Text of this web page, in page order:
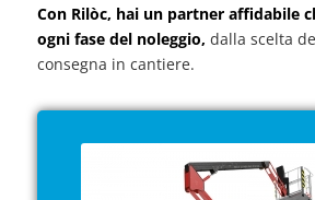
Con Rilòc, hai un partner affidabile
ogni fase del noleggio, dalla scelta
consegna in cantiere.